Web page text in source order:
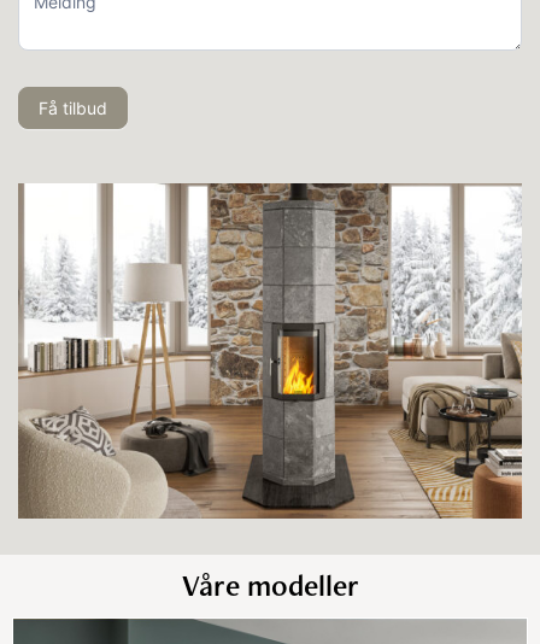
Med sideglass, bak
Uten sideglass, side
40 cm
10 cm
Uten sideglass, bak
Octo pluss monteringsanvisning
Octo+ energimerking pellets
Octo+ 110 monteringsanvisning
Octo+ 160 monteringsanvisning
Octo+ 185 monteringsanvisning
Octo+ 160 Hybrid Monteringsanvisning
Octo+ 185 Hybrid Monteringsanvisning
Octo+ energimerking ved
Få tilbud
Våre modeller